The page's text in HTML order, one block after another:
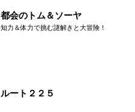
都会のトム＆ソーヤ
知力＆体力で挑む謎解きと大冒険！
ルート２２５